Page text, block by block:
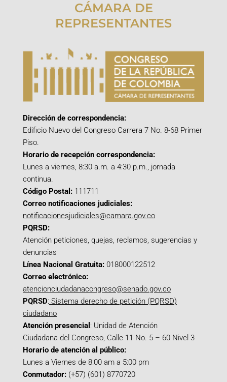
CÁMARA DE
REPRESENTANTES
Dirección de correspondencia:
Edificio Nuevo del Congreso Carrera 7 No. 8-68 Primer
Piso.
Horario de recepción correspondencia:
Lunes a viernes, 8:30 a.m. a 4:30 p.m., jornada
continua.
Código Postal: 111711
Correo notificaciones judiciales:
notificacionesjudiciales@camara.gov.co
PQRSD:
Atención peticiones, quejas, reclamos, sugerencias y
denuncias
Línea Nacional Gratuita: 018000122512
Correo electrónico:
atencionciudadanacongreso@senado.gov.co
PQRSD: Sistema derecho de petición (PQRSD)
ciudadano
Atención presencial : Unidad de Atención
Ciudadana del Congreso, Calle 11 No. 5 – 60 Nivel 3
Horario de atención al público:
Lunes a Viernes de 8:00 am a 5:00 pm
Conmutador: (+57) (601) 8770720